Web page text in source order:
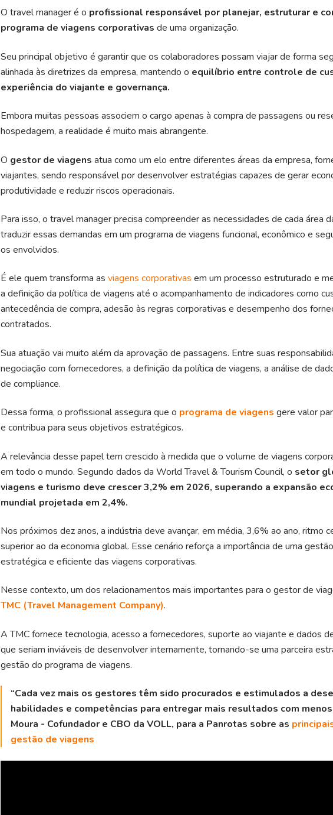
O travel manager é o profissional responsável por planejar, estruturar e
programa de viagens corporativas de uma organização.
Seu principal objetivo é garantir que os colaboradores possam viajar de forma
alinhada às diretrizes da empresa, mantendo o equilíbrio entre controle de
experiência do viajante e governança.
Embora muitas pessoas associem o cargo apenas à compra de passagens ou
hospedagem, a realidade é muito mais abrangente.
O gestor de viagens atua como um elo entre diferentes áreas da empresa,
viajantes, sendo responsável por desenvolver estratégias capazes de gerar
produtividade e reduzir riscos operacionais.
Para isso, o travel manager precisa compreender as necessidades de cada área
traduzir essas demandas em um programa de viagens funcional, econômico e
os envolvidos.
É ele quem transforma as viagens corporativas em um processo estruturado e
a definição da política de viagens até o acompanhamento de indicadores como
antecedência de compra, adesão às regras corporativas e desempenho dos
contratados.
Sua atuação vai muito além da aprovação de passagens. Entre suas
negociação com fornecedores, a definição da política de viagens, a análise de
de compliance.
Dessa forma, o profissional assegura que o programa de viagens gere valor
e contribua para seus objetivos estratégicos.
A relevância desse papel tem crescido à medida que o volume de viagens
em todo o mundo. Segundo dados da World Travel & Tourism Council, o setor
viagens e turismo deve crescer 3,2% em 2026, superando a expansão
mundial projetada em 2,4%.
Nos próximos dez anos, a indústria deve avançar, em média, 3,6% ao ano, ritmo
superior ao da economia global. Esse cenário reforça a importância de uma
estratégica e eficiente das viagens corporativas.
Nesse contexto, um dos relacionamentos mais importantes para o gestor de
TMC (Travel Management Company).
A TMC fornece tecnologia, acesso a fornecedores, suporte ao viajante e dados
que seriam inviáveis de desenvolver internamente, tornando-se uma parceira
gestão do programa de viagens.
“Cada vez mais os gestores têm sido procurados e estimulados a
habilidades e competências para entregar mais resultados com
Moura - Cofundador e CBO da VOLL, para a Panrotas sobre as
gestão de viagens